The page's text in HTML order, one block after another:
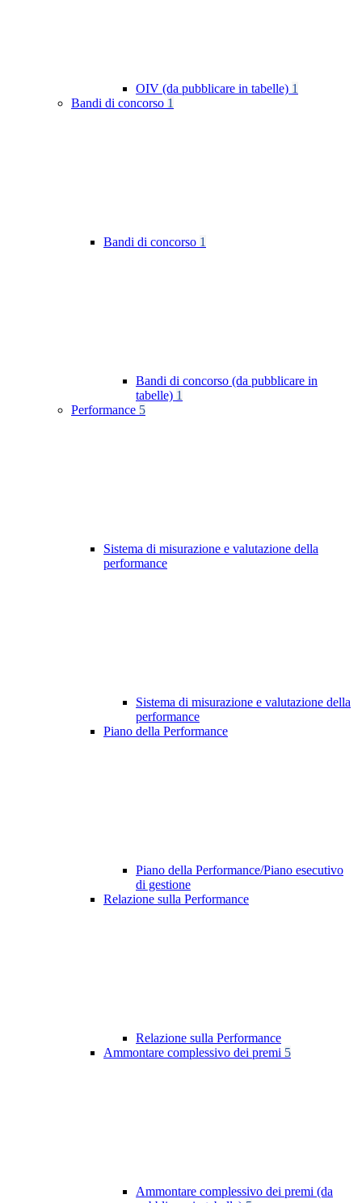
OIV (da pubblicare in tabelle) 1
Bandi di concorso 1
Bandi di concorso 1
Bandi di concorso (da pubblicare in
tabelle) 1
Performance 5
Sistema di misurazione e valutazione della
performance
Sistema di misurazione e valutazione della
performance
Piano della Performance
Piano della Performance/Piano esecutivo
di gestione
Relazione sulla Performance
Relazione sulla Performance
Ammontare complessivo dei premi 5
Ammontare complessivo dei premi (da